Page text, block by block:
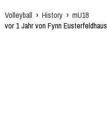
Volleyball › History › mU18
vor 1 Jahr von Fynn Eusterfeldhaus